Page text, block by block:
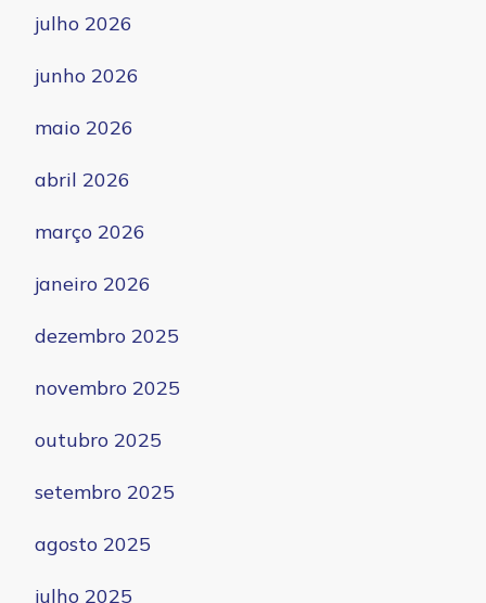
julho 2026
junho 2026
maio 2026
abril 2026
março 2026
janeiro 2026
dezembro 2025
novembro 2025
outubro 2025
setembro 2025
agosto 2025
julho 2025